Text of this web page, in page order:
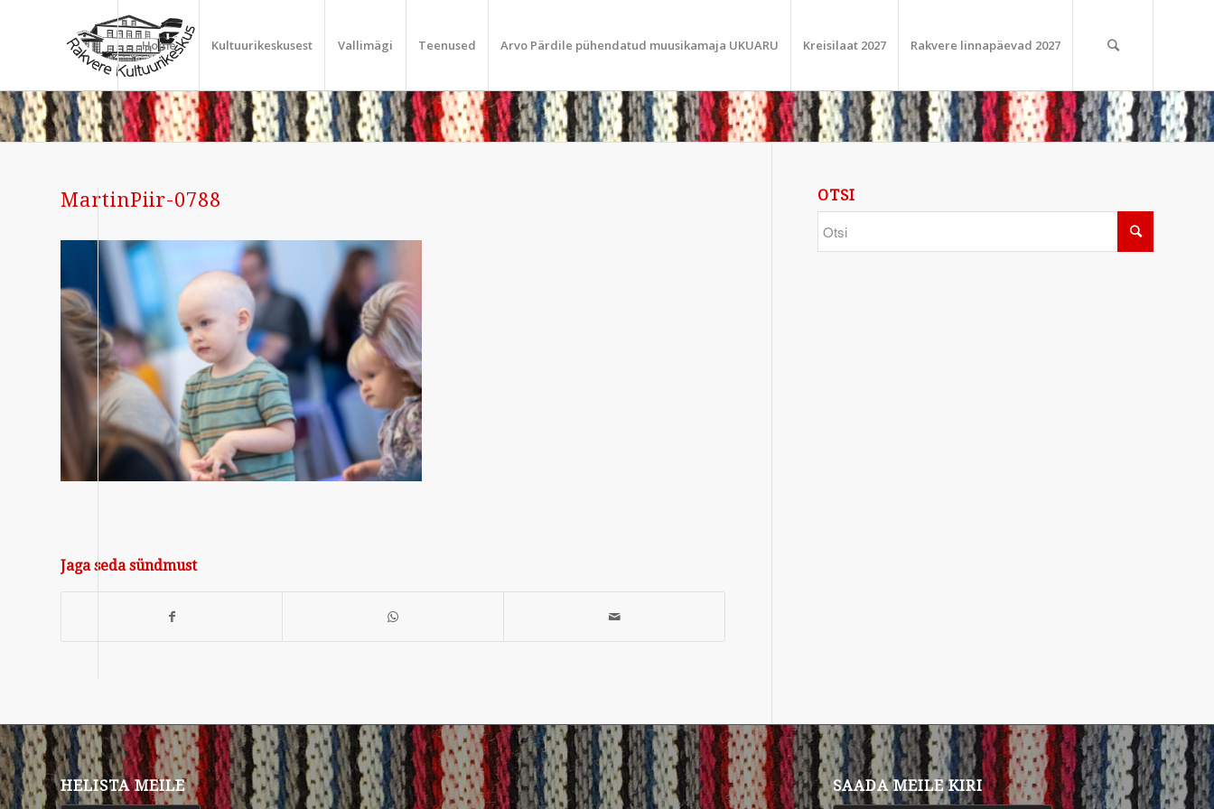
Home Kultuurikeskusest Vallimägi Teenused Arvo Pärdile pühendatud muusikamaja UKUARU Kreisilaat 2027 Rakvere linnapäevad 2027
MartinPiir-0788
Jaga seda sündmust
OTSI
HELISTA MEILE SAADA MEILE KIRI